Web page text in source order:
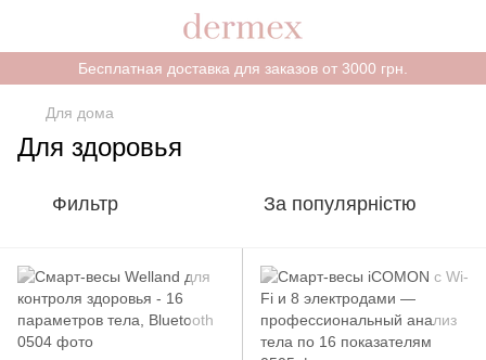
Бесплатная доставка для заказов от 3000 грн.
Для дома
Для здоровья
Фильтр За популярністю